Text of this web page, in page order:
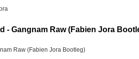
- Gangnam Raw (Fabien Jora
Raw (Fabien Jora Bootleg)